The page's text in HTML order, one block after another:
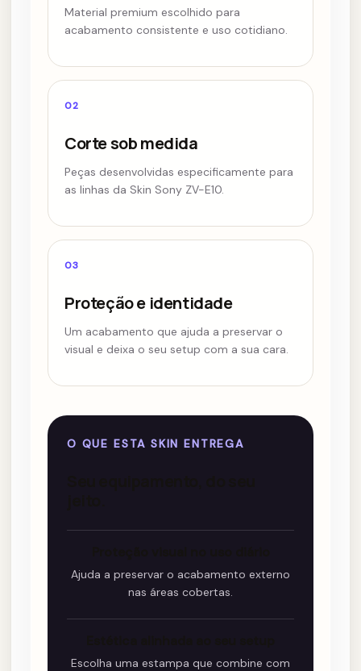
Material premium escolhido para
acabamento consistente e uso cotidiano.
02
Corte sob medida
Peças desenvolvidas especificamente para
as linhas da Skin Sony ZV-E10.
03
Proteção e identidade
Um acabamento que ajuda a preservar o
visual e deixa o seu setup com a sua cara.
O QUE ESTA SKIN ENTREGA
Ajuda a preservar o acabamento externo
nas áreas cobertas.
Escolha uma estampa que combine com